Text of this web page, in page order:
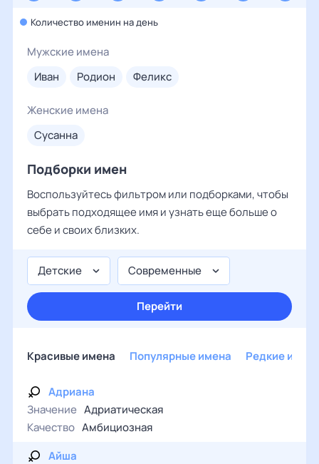
Количество именин на день
Мужские имена
иван
родион феликс
Женские имена
сусанна
Подборки имен
Воспользуйтесь фильтром или подборками, чтобы
выбрать подходящее имя и узнать еще больше о
себе и своих близких.
Детские Современные
Перейти
Красивые имена Популярные имена Редкие
Адриана
Значение Адриатическая
Качество Амбициозная
Айша